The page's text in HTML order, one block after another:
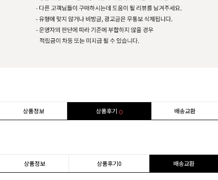
상품정보 상품후기 0 배송교환
상품정보 상품후기0 배송교환